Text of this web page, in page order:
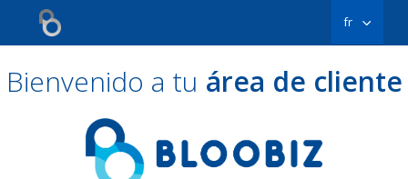
fr
Bienvenido a tu área de cliente